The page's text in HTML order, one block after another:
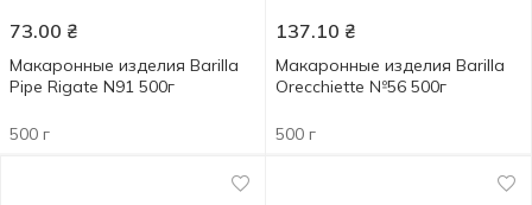
73.00 ₴
Макаронные изделия Barilla
Pipe Rigate N91 500г
500 г
137.10 ₴
Макаронные изделия Barilla
Orecchiette №56 500г
500 г